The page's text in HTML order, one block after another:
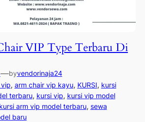
VIP Type Terbaru Di
—byvendorinaja24
, arm chair vip kayu, KURSI, kursi
terbaru, kursi vip, kursi vip model
arm vip model terbaru, sewa
baru